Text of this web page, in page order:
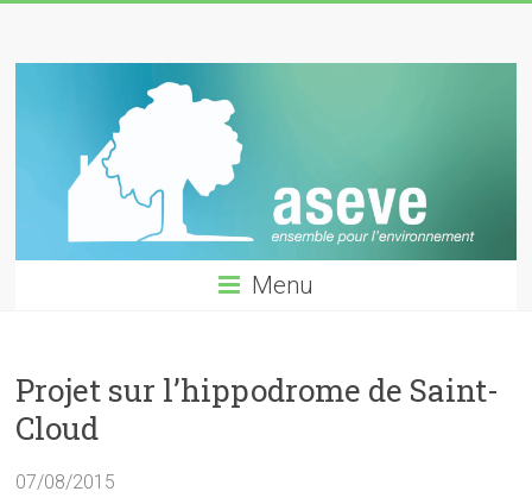
content
ASEVE
GARCHES
Menu
Projet sur l’hippodrome de Saint-
Cloud
07/08/2015